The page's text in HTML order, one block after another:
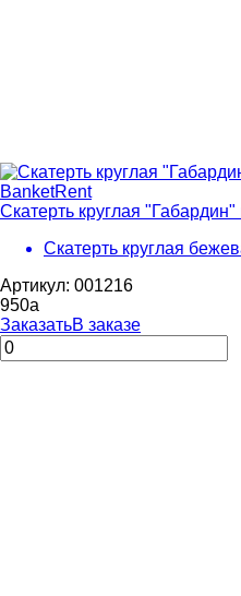
Скатерть круглая
Скатерть круглая
Артикул: 001216
950a
ЗаказатьВ заказе